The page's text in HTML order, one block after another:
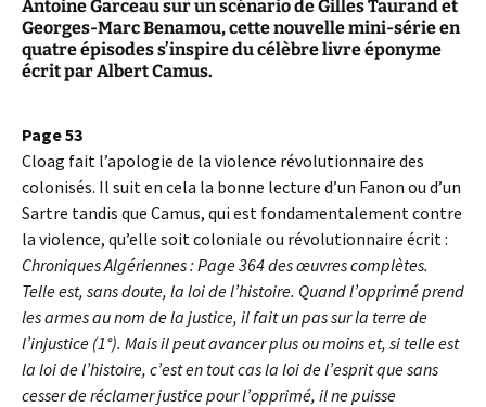
Antoine Garceau sur un scénario de Gilles Taurand et
Georges-Marc Benamou, cette nouvelle mini-série en
quatre épisodes s’inspire du célèbre livre éponyme
écrit par Albert Camus.
Page 53
Cloag fait l’apologie de la violence révolutionnaire des
colonisés. Il suit en cela la bonne lecture d’un Fanon ou d’un
Sartre tandis que Camus, qui est fondamentalement contre
la violence, qu’elle soit coloniale ou révolutionnaire écrit :
Chroniques Algériennes : Page 364 des œuvres complètes.
Telle est, sans doute, la loi de l’histoire. Quand l’opprimé prend
les armes au nom de la justice, il fait un pas sur la terre de
l’injustice (1°). Mais il peut avancer plus ou moins et, si telle est
la loi de l’histoire, c’est en tout cas la loi de l’esprit que sans
cesser de réclamer justice pour l’opprimé, il ne puisse